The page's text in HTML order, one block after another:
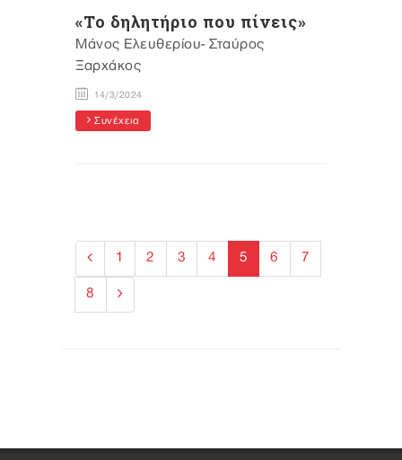
«Το δηλητήριο που πίνεις»
Μάνος Ελευθερίου- Σταύρος
Ξαρχάκος
14/3/2024
Συνέχεια
1 2 3 4 5 6 7
8